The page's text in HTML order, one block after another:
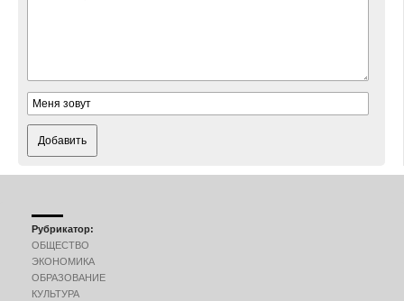
Добавить
Рубрикатор:
ОБЩЕСТВО
ЭКОНОМИКА
ОБРАЗОВАНИЕ
КУЛЬТУРА